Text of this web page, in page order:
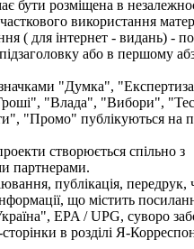
бути розміщена в
використання
( для інтернет - видань) -
або в першому
"Думка",
"Влада", "Вибори",
"Промо" публікуються на
створюється спільно з
партнерами.
публікація, передрук,
що містить
EPA / UPG, суворо
в розділі Я-